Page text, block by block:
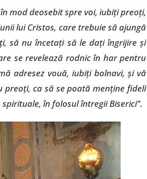
mod deosebit spre voi, iubiţi preoţi,
lui Cristos, care trebuie să ajungă
să nu încetaţi să le daţi îngrijire şi
se revelează rodnic în har pentru
adresez vouă, iubiţi bolnavi, şi vă
ca să se poată menţine fideli
în folosul întregii Biserici”.